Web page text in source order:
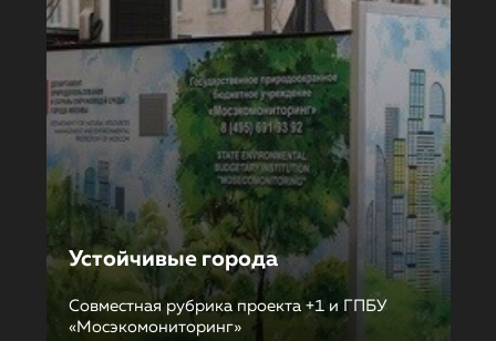
Устойчивые города
Совместная рубрика проекта +1 и ГПБУ
«Мосэкомониторинг»